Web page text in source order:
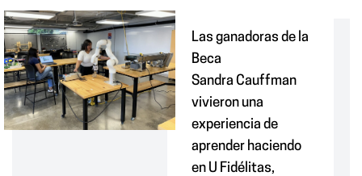
Las ganadoras de la
Beca
Sandra Cauffman
vivieron una
experiencia de
aprender haciendo
en U Fidélitas,